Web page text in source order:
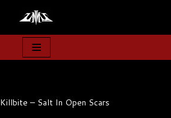
Killbite – Salt In Open Scars